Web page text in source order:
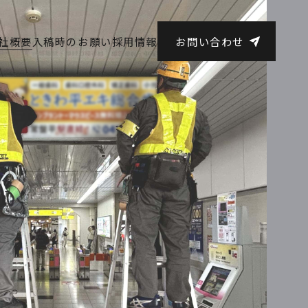
概要入稿時のお願い採用情報 お問い合わせ